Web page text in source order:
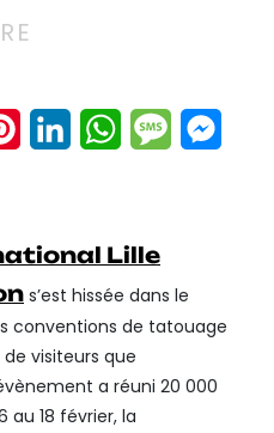
Pinterest
LinkedInWhatsApp
Lille
s’est hissée dans le
conventions de tatouage
visiteurs que
a réuni 20 000
au 18 février, la